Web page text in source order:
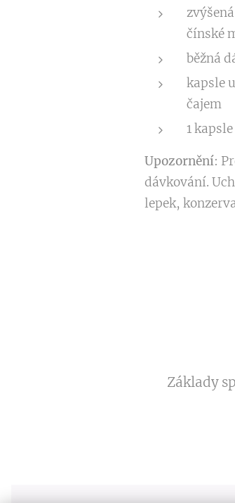
čínské
běžná
kapsle
čajem
1
Upozornění:
dávkování.
lepek,
Základy